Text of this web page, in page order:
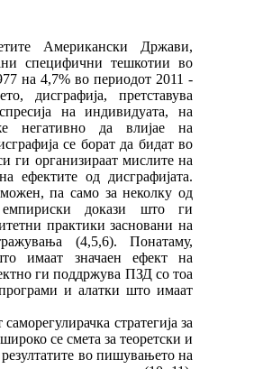
Американски Држави,
специфични тешкотии во
на 4,7% во периодот 2011 -
дисграфија, претставува
на индивидуата, на
негативно да влијае на
се борат да бидат во
ги организираат мислите на
ефектите од дисграфијата.
па само за неколку од
емпириски докази што ги
практики засновани на
(4,5,6). Понатаму,
имаат значаен ефект на
ги поддржува ПЗД со тоа
и алатки што имаат
стратегија за
се смета за теоретски и
во пишувањето на